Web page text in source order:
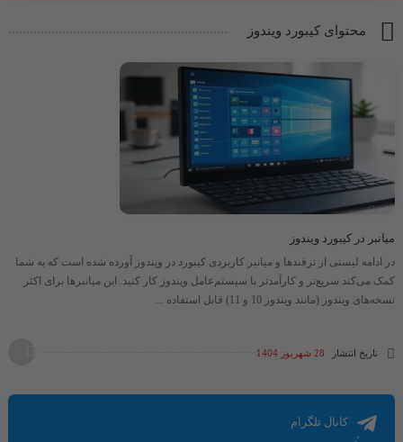
محتوای کیبورد ویندوز
میانبر در کیبورد ویندوز
در ادامه لیستی از ترفندها و میانبر کاربردی کیبورد در ویندوز آورده شده است که به شما
کمک می‌کند سریع‌تر و کارآمدتر با سیستم‌عامل ویندوز کار کنید. این میانبرها برای اکثر
نسخه‌های ویندوز (مانند ویندوز 10 و 11) قابل استفاده ...
تاریخ انتشار 28 شهریور 1404
کانال تلگرام